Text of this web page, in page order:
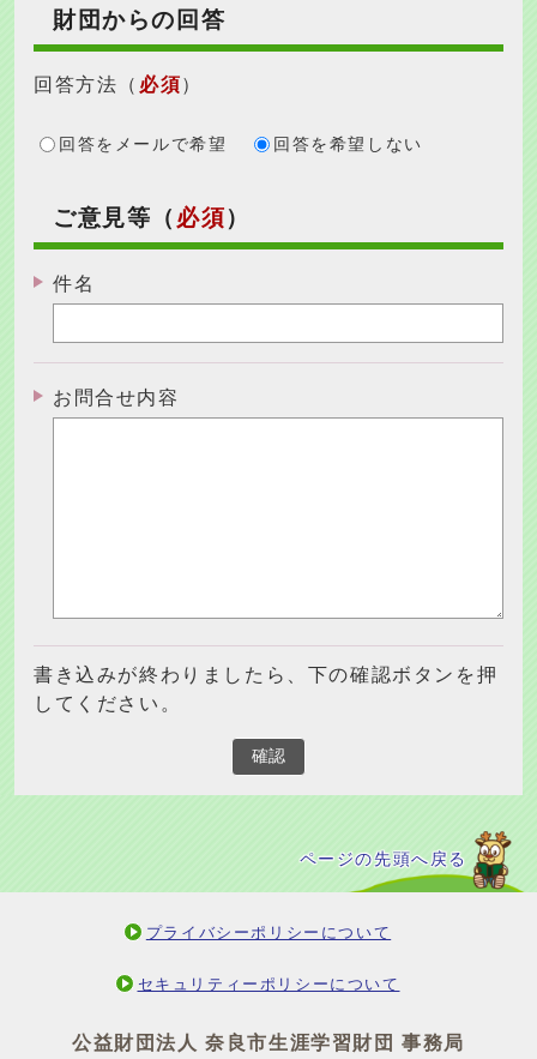
財団からの回答
回答方法 （ 必須）
回答をメールで希望 回答を希望しない
ご意見等（ 必須）
件名
お問合せ内容
書き込みが終わりましたら、下の確認ボタンを押
してください。
確認
ページの先頭へ戻る
プライバシーポリシーについて
セキュリティーポリシーについて
公益財団法人 奈良市生涯学習財団 事務局